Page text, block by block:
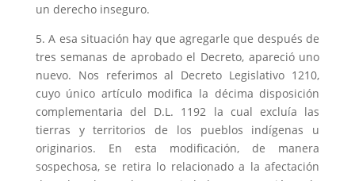
un derecho inseguro.
5. A esa situación hay que agregarle que después de
tres semanas de aprobado el Decreto, apareció uno
nuevo. Nos referimos al Decreto Legislativo 1210,
cuyo único artículo modifica la décima disposición
complementaria del D.L. 1192 la cual excluía las
tierras y territorios de los pueblos indígenas u
originarios. En esta modificación, de manera
sospechosa, se retira lo relacionado a la afectación